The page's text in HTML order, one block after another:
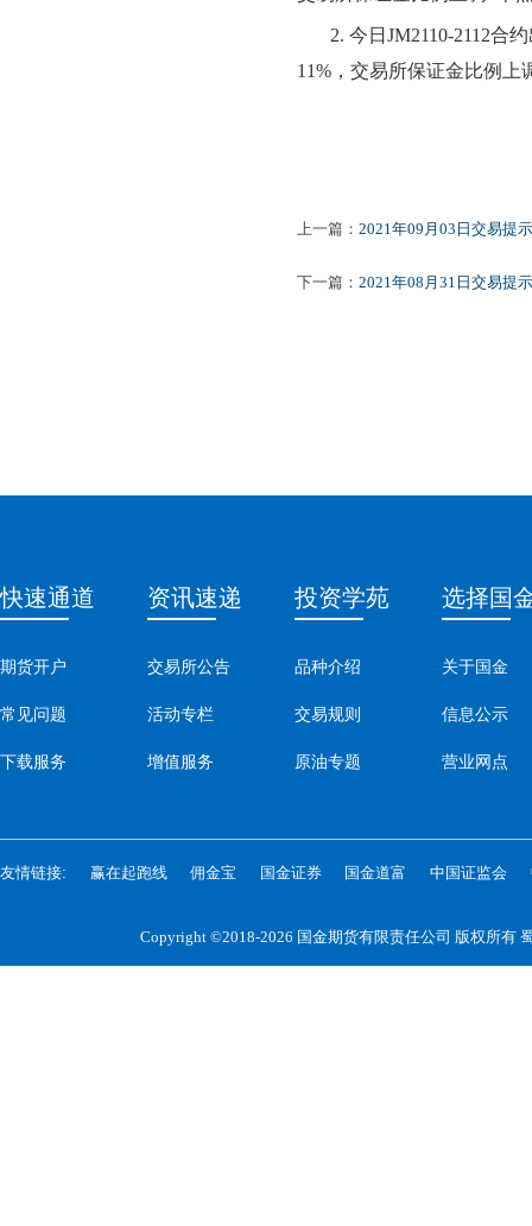
2. 今日 JM2110-2112合约
11%，交易所保证金比例 上
上一篇： 2021年09月03日交易提示
下一篇： 2021年08月31日交易提示
快速通道
期货开户
常见问题
下载服务
资讯速递
交易所公告
活动专栏
增值服务
投资学苑
品种介绍
交易规则
原油专题
选择国
关于国金
信息公示
营业网点
友情链接: 赢在起跑线 佣金宝 国金证券 国金道富 中国证监会
Copyright ©2018-2026 国金期货有限责任公司 版权所有